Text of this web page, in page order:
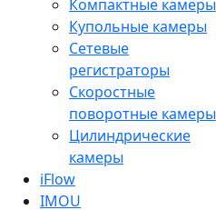
Компактные камеры
Купольные камеры
Сетевые
регистраторы
Скоростные
поворотные камеры
Цилиндрические
камеры
iFlow
IMOU